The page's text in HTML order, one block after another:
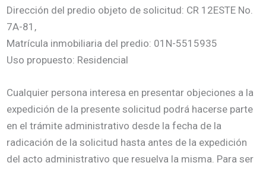
Dirección del predio objeto de solicitud: CR 12ESTE No.
7A-81,
Matrícula inmobiliaria del predio: 01N-5515935
Uso propuesto: Residencial
Cualquier persona interesa en presentar objeciones a la
expedición de la presente solicitud podrá hacerse parte
en el trámite administrativo desde la fecha de la
radicación de la solicitud hasta antes de la expedición
del acto administrativo que resuelva la misma. Para ser